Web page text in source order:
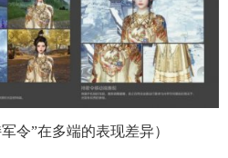
”在多端的表现差异）